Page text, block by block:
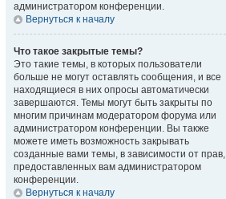
администратором конференции.
Вернуться к началу
Что такое закрытые темы?
Это такие темы, в которых пользователи
больше не могут оставлять сообщения, и все
находящиеся в них опросы автоматически
завершаются. Темы могут быть закрыты по
многим причинам модератором форума или
администратором конференции. Вы также
можете иметь возможность закрывать
созданные вами темы, в зависимости от прав,
предоставленных вам администратором
конференции.
Вернуться к началу